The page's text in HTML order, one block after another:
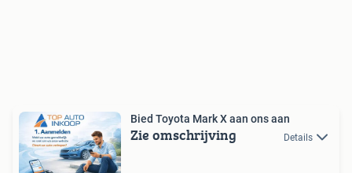
Bied Toyota Mark X aan ons aan
Zie omschrijving Details